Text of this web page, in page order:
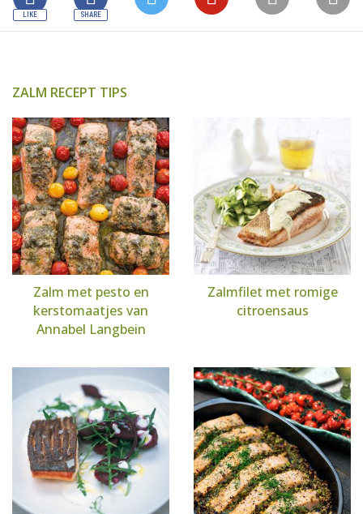
ZALM RECEPT TIPS
Zalm met pesto en
kerstomaatjes van
Annabel Langbein
Zalmfilet met romige
citroensaus